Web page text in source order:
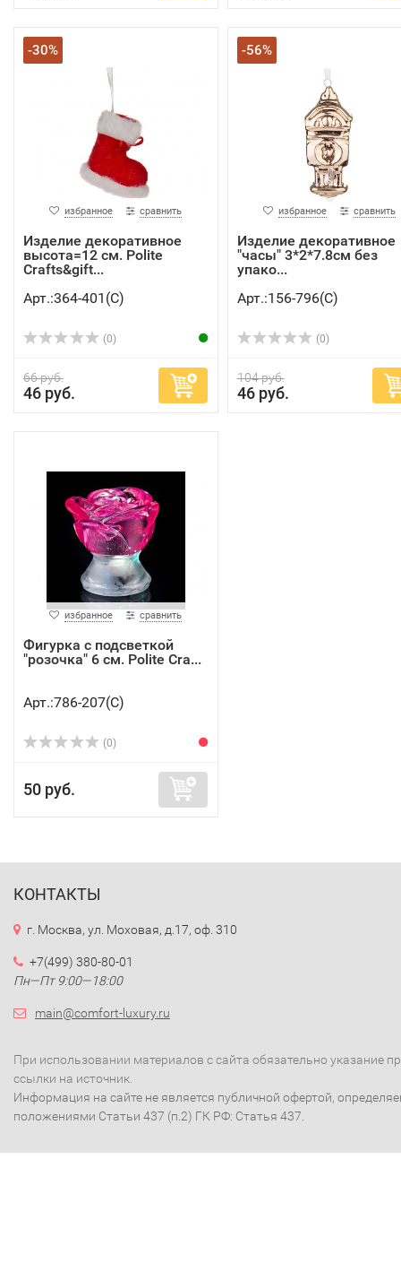
-30%
избранное сравнить
Изделие декоративное
высота=12 см. Polite
Crafts&gift...
Арт.:364-401(C)
(0)
66 руб.
46 руб.
-56%
избранное сравнить
Изделие декоративное
"часы" 3*2*7.8см без
упако...
Арт.:156-796(C)
(0)
104 руб.
46 руб.
избранное сравнить
Фигурка с подсветкой
"розочка" 6 см. Polite Cra...
Арт.:786-207(C)
(0)
50 руб.
КОНТАКТЫ
г. Москва, ул. Моховая, д.17, оф. 310
+7(499) 380-80-01
Пн—Пт 9:00—18:00
main@comfort-luxury.ru
При использовании материалов с сайта обязательно указание
ссылки на источник.
Информация на сайте не является публичной офертой,
положениями Статьи 437 (п.2) ГК РФ: Статья 437.